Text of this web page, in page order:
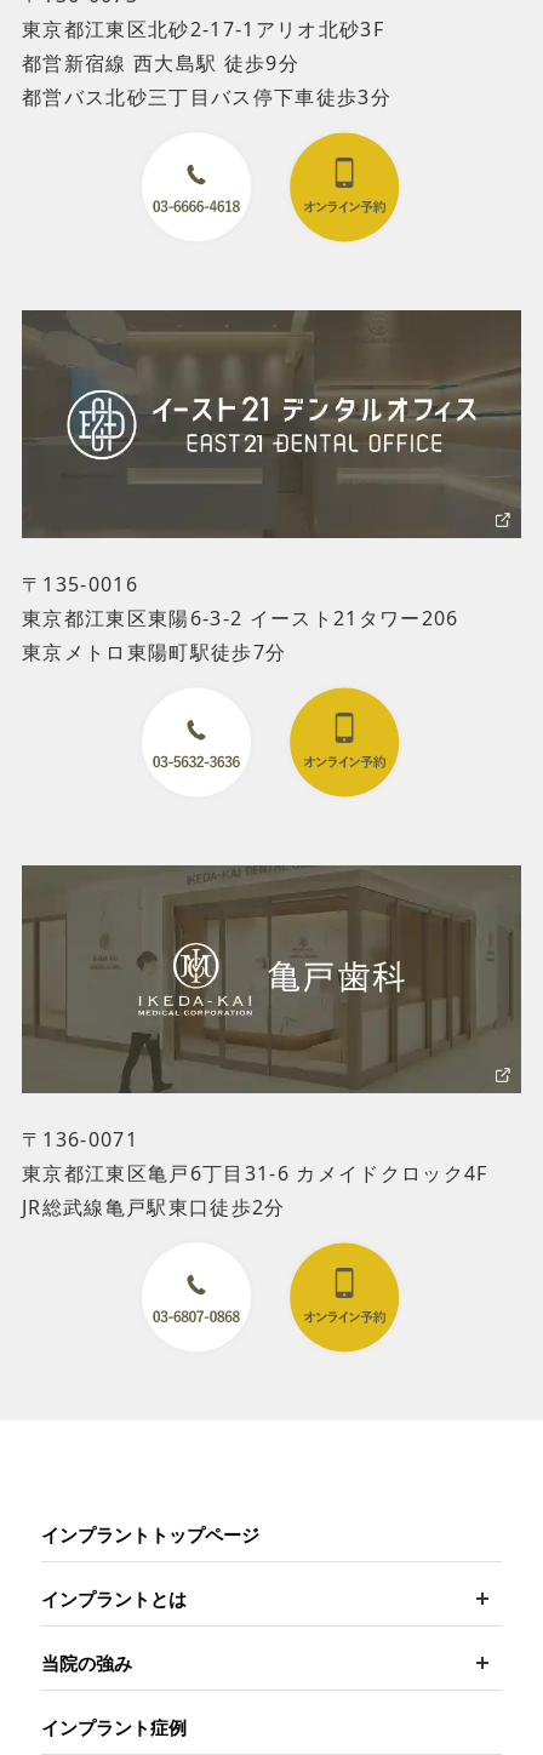
東京都江東区北砂2-17-1アリオ北砂3F
都営新宿線 西大島駅 徒歩9分
都営バス北砂三丁目バス停下車徒歩3分
〒135-0016
東京都江東区東陽6-3-2 イースト21タワー206
東京メトロ東陽町駅徒歩7分
〒136-0071
東京都江東区亀戸6丁目31-6 カメイドクロック4F
JR総武線亀戸駅東口徒歩2分
インプラントトップページ
インプラントとは
当院の強み
インプラント症例